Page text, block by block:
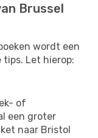
Brussel
wordt een
Let hierop:
of
een groter
naar Bristol